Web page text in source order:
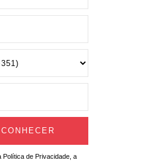
Política de Privacidade, a